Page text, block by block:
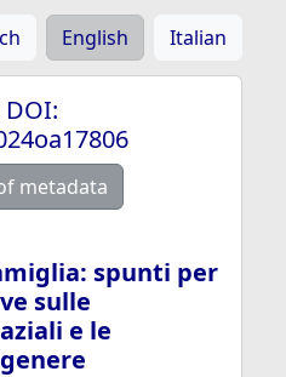
English Italian
metadata
spunti per
sulle
e le